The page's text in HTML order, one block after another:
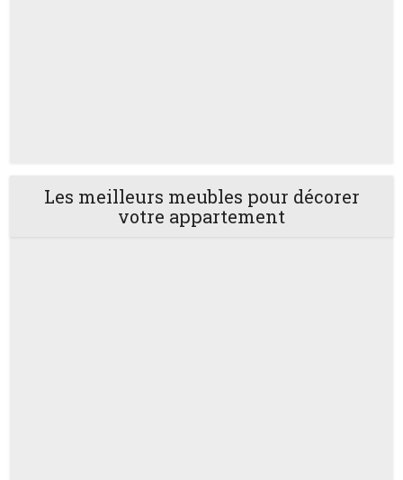
Les meilleurs meubles pour décorer
votre appartement